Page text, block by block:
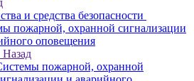
и средства безопасности
пожарной, охранной сигнализации
оповещения
Назад
пожарной, охранной